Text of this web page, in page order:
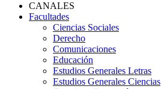
CANALES
Facultades
Ciencias Sociales
Derecho
Comunicaciones
Educación
Estudios Generales Letras
Estudios Generales Ciencias